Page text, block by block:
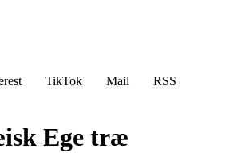
TikTok Mail
RSS
Ege træ